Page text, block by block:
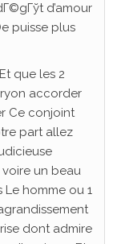
d’amour
puisse plus
que les 2
accorder
Ce conjoint
part allez
voire un beau
Le homme ou 1
dont admire